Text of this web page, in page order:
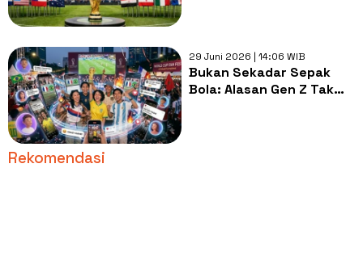
29 Juni 2026 | 14:06 WIB
Bukan Sekadar Sepak
Bola: Alasan Gen Z Tak
Rekomendasi